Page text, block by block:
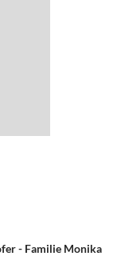
- Familie Monika